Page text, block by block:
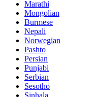
Marathi
Mongolian
Burmese
Nepali
Norwegian
Pashto
Persian
Punjabi
Serbian
Sesotho
Sinhala